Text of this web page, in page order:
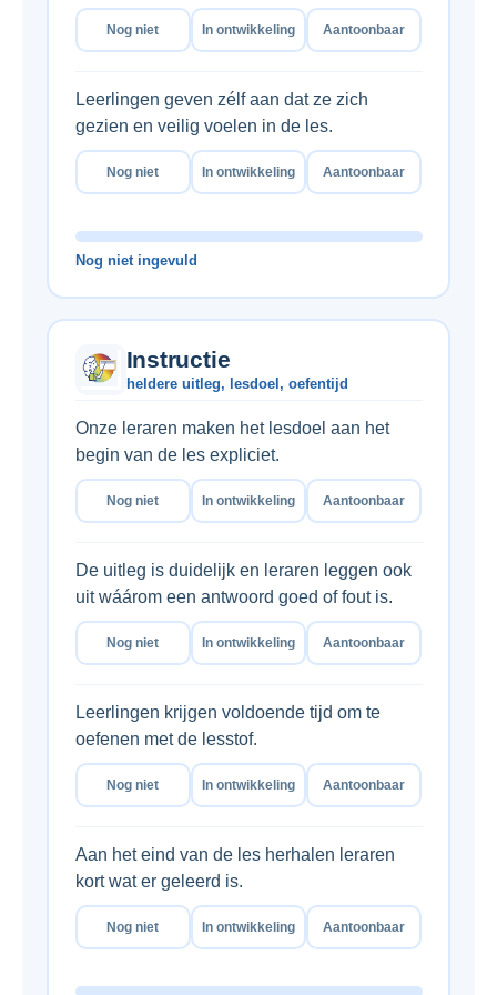
Nog niet In ontwikkeling Aantoonbaar
Leerlingen geven zélf aan dat ze zich
gezien en veilig voelen in de les.
Nog niet In ontwikkeling Aantoonbaar
Nog niet ingevuld
Instructie
heldere uitleg, lesdoel, oefentijd
Onze leraren maken het lesdoel aan het
begin van de les expliciet.
Nog niet In ontwikkeling Aantoonbaar
De uitleg is duidelijk en leraren leggen ook
uit wáárom een antwoord goed of fout is.
Nog niet In ontwikkeling Aantoonbaar
Leerlingen krijgen voldoende tijd om te
oefenen met de lesstof.
Nog niet In ontwikkeling Aantoonbaar
Aan het eind van de les herhalen leraren
kort wat er geleerd is.
Nog niet In ontwikkeling Aantoonbaar